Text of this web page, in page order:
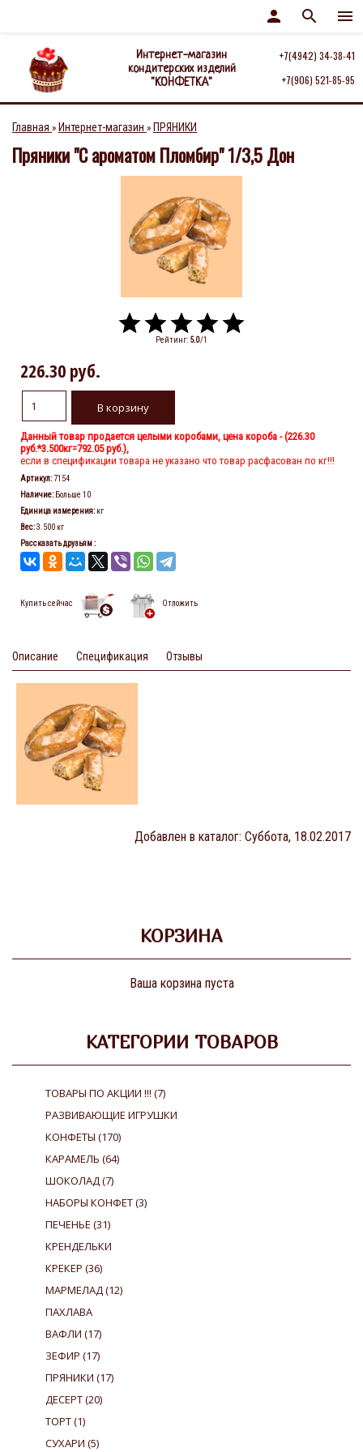
menu
search
person
Интернет-магазин
кондитерских изделий
"КОНФЕТКА"
+7(4942) 34-38-41
+7(906) 521-85-95
Главная » Интернет-магазин » ПРЯНИКИ
Пряники "С ароматом Пломбир" 1/3,5 Дон
Рейтинг: 5.0/1
226.30 руб.
Данный товар продается целыми коробами, цена короба - (226.30
руб.*3.500кг=792.05 руб.),
если в спецификации товара не указано что товар расфасован по кг!!!
Артикул:7154
Наличие: Больше 10
Единица измерения: кг
Вес:3.500 кг
Рассказать друзьям:
Купить сейчас Отложить
Описание Спецификация Отзывы
Добавлен в каталог: Суббота, 18.02.2017
КОРЗИНА
Ваша корзина пуста
КАТЕГОРИИ ТОВАРОВ
ТОВАРЫ ПО АКЦИИ !!! (7)
РАЗВИВАЮЩИЕ ИГРУШКИ
КОНФЕТЫ (170)
КАРАМЕЛЬ (64)
ШОКОЛАД(7)
НАБОРЫ КОНФЕТ(3)
ПЕЧЕНЬЕ (31)
КРЕНДЕЛЬКИ
КРЕКЕР (36)
МАРМЕЛАД(12)
ПАХЛАВА
ВАФЛИ (17)
ЗЕФИР (17)
ПРЯНИКИ (17)
ДЕСЕРТ(20)
ТОРТ(1)
СУХАРИ (5)